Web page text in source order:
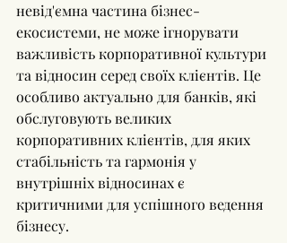
невід'ємна частина бізнес-
екосистеми, не може ігнорувати
важливість корпоративної культури
та відносин серед своїх клієнтів. Це
особливо актуально для банків, які
обслуговують великих
корпоративних клієнтів, для яких
стабільність та гармонія у
внутрішніх відносинах є
критичними для успішного ведення
бізнесу.